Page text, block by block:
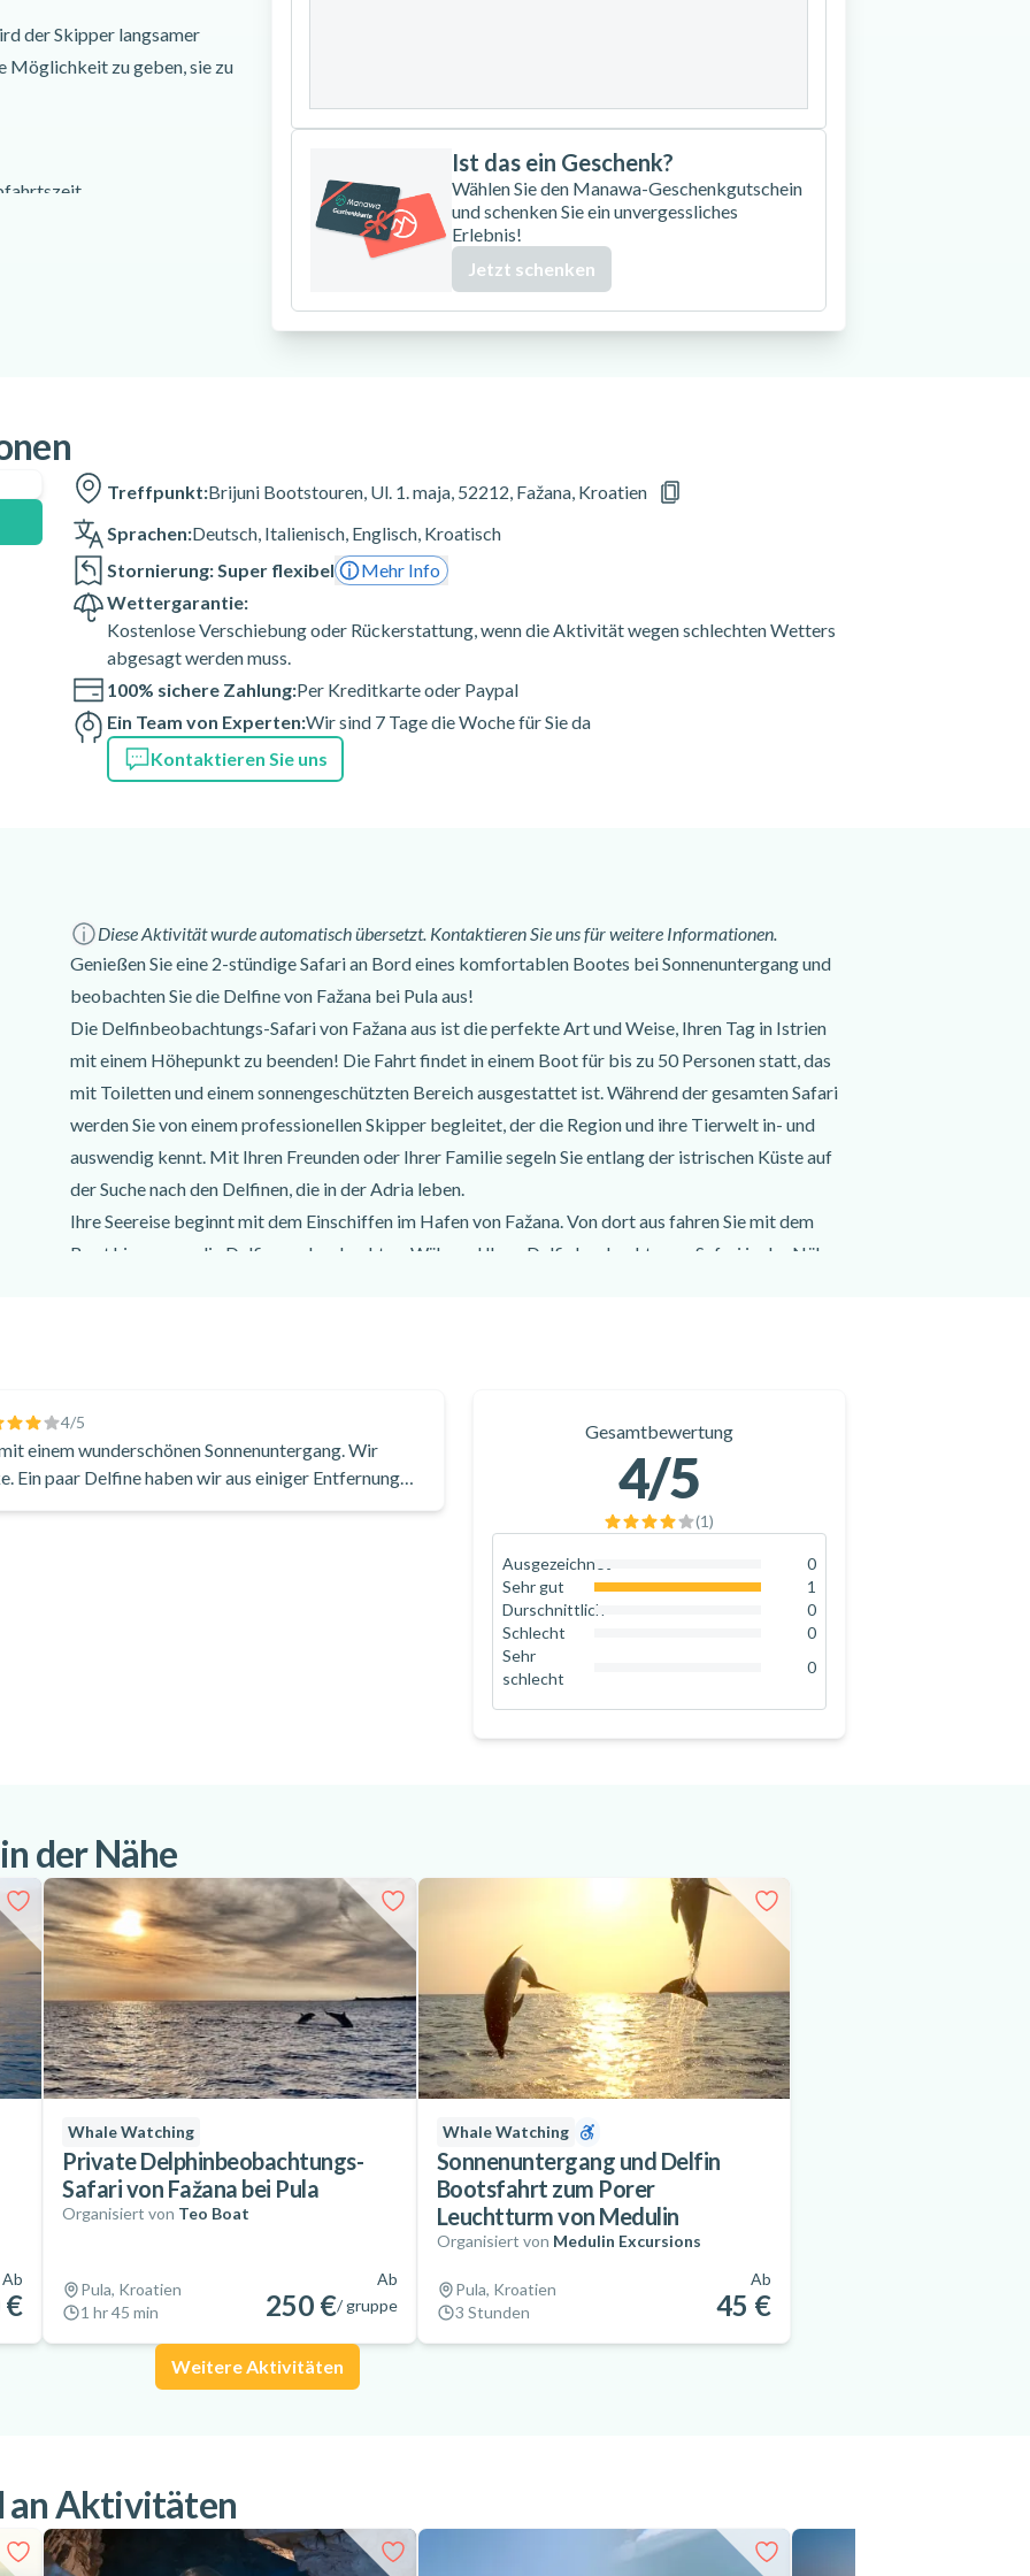
der Skipper langsamer
Möglichkeit zu geben, sie zu
Fažana, Kroatien
Kroatisch
Ist das ein Geschenk?
Wählen Sie den Manawa-Geschenkgutschein
und schenken Sie ein unvergessliches
Erlebnis!
Jetzt schenken
Treffpunkt:Brijuni Bootstouren, Ul. 1. maja, 52212, Fažana, Kroatien
Sprachen:Deutsch, Italienisch, Englisch, Kroatisch
Stornierung: Super flexibel
Mehr Info
Wettergarantie:
Kostenlose Verschiebung oder Rückerstattung, wenn die Aktivität wegen schlechten Wetters
abgesagt werden muss.
100% sichere Zahlung:Per Kreditkarte oder Paypal
Ein Team von Experten:Wir sind 7 Tage die Woche für Sie da
Kontaktieren Sie uns
Diese Aktivität wurde automatisch übersetzt. Kontaktieren Sie uns für weitere Informationen.
Genießen Sie eine 2-stündige Safari an Bord eines komfortablen Bootes bei Sonnenuntergang und
beobachten Sie die Delfine von Fažana bei Pula aus!
Die Delfinbeobachtungs-Safari von Fažana aus ist die perfekte Art und Weise, Ihren Tag in Istrien
mit einem Höhepunkt zu beenden! Die Fahrt findet in einem Boot für bis zu 50 Personen statt, das
mit Toiletten und einem sonnengeschützten Bereich ausgestattet ist. Während der gesamten Safari
werden Sie von einem professionellen Skipper begleitet, der die Region und ihre Tierwelt in- und
auswendig kennt. Mit Ihren Freunden oder Ihrer Familie segeln Sie entlang der istrischen Küste auf
der Suche nach den Delfinen, die in der Adria leben.
Ihre Seereise beginnt mit dem Einschiffen im Hafen von Fažana. Von dort aus fahren Sie mit dem
Boot hinaus, um die Delfine zu beobachten. Während Ihrer Delfinbeobachtungs-Safari in der Nähe
stören. So haben Sie die Möglichkeit, die Delfine genauer zu beobachten und vielleicht sogar zu
fotografieren. Frei und geschützt schwimmen die Delfine um Sie herum und bieten Ihnen ein
unvergessliches Schauspiel. Eine Delfinbeobachtungs-Safari in der Nähe von Pula ist ein Erlebnis,
das Sie sich während Ihres Aufenthalts in Istrien nicht entgehen lassen sollten!
Buchen Sie diese Delfinbeobachtungs-Safari ab Fažana und erleben Sie einen unvergesslichen
Gesamtbewertung
4/5
(1)
Ausgezeichnet
0%
0
Sehr gut
100
1
Durschnittlich
0
Schlecht
0
Sehr
schlecht
0
4/5
einem wunderschönen Sonnenuntergang. Wir
Ein paar Delfine haben wir aus einiger Entfernung
der Nähe
Ab
€
Whale Watching
Private Delphinbeobachtungs-
Safari von Fažana bei Pula
Organisiert von Teo Boat
Pula, Kroatien
1 hr 45 min
Ab
250 €/ gruppe
Whale Watching
Sonnenuntergang und Delfin
Bootsfahrt zum Porer
Leuchtturm von Medulin
Organisiert von Medulin Excursions
Pula, Kroatien
3 Stunden
Ab
45 €
Weitere Aktivitäten
an Aktivitäten